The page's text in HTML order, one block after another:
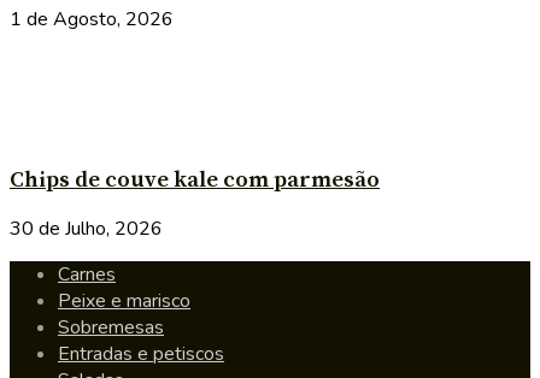
1 de Agosto, 2026
Chips de couve kale com parmesão
30 de Julho, 2026
Carnes
Peixe e marisco
Sobremesas
Entradas e petiscos